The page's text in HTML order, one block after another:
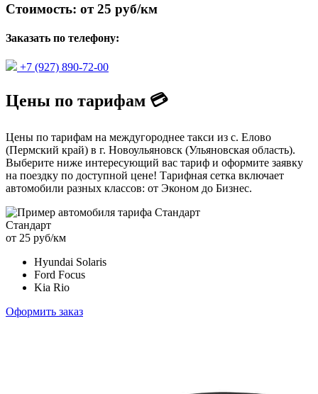
Стоимость: от 25 руб/км
Заказать по телефону:
+7 (927) 890-72-00
Цены по тарифам 💳
Цены по тарифам на междугороднее такси из с. Елово
(Пермский край) в г. Новоульяновск (Ульяновская область).
Выберите ниже интересующий вас тариф и оформите заявку
на поездку по доступной цене! Тарифная сетка включает
автомобили разных классов: от Эконом до Бизнес.
Стандарт
от 25 руб/км
Hyundai Solaris
Ford Focus
Kia Rio
Оформить заказ